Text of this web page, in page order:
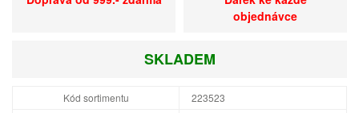
objednávce
SKLADEM
Kód sortimentu
223523